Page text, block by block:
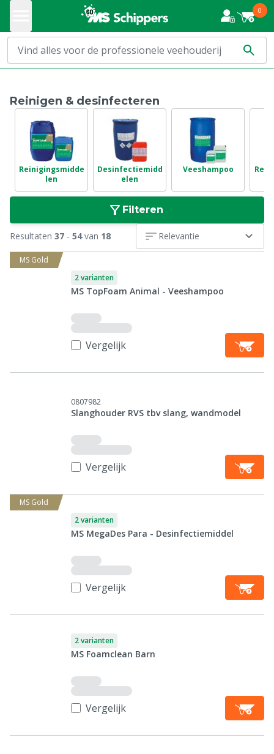
0
Reinigen & desinfecteren
Reinigingsmidde
len
Desinfectiemidd
elen
Veeshampoo
Filteren
Resultaten 37 - 54van 18 Relevantie
MS Gold
2 varianten
MS TopFoam Animal - Veeshampoo
Vergelijk
0807982
Slanghouder RVS tbv slang, wandmodel
Vergelijk
MS Gold
2 varianten
MS MegaDes Para - Desinfectiemiddel
Vergelijk
2 varianten
MS Foamclean Barn
Vergelijk